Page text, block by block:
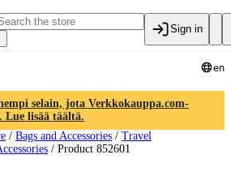
Sign in
en
selain, jota Verkkokauppa.com-
Lue lisää täältä.
/ Bags and Accessories / Travel
/ Product 852601